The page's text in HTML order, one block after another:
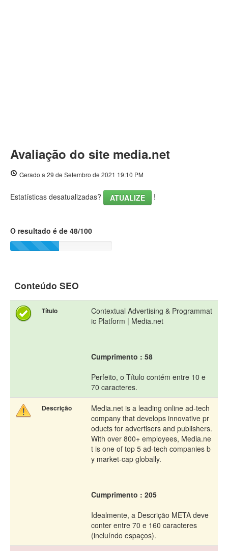
Avaliação do site media.net
Gerado a 29 de Setembro de 2021 19:10 PM
Estatísticas desatualizadas? ATUALIZE !
O resultado é de 48/100
Conteúdo SEO
Título
Contextual Advertising & Programmat
ic Platform | Media.net
Cumprimento : 58
Perfeito, o Título contém entre 10 e
70 caracteres.
Descrição
Media.net is a leading online ad-tech
company that develops innovative pr
oducts for advertisers and publishers.
With over 800+ employees, Media.ne
t is one of top 5 ad-tech companies b
y market-cap globally.
Cumprimento : 205
Idealmente, a Descrição META deve
conter entre 70 e 160 caracteres
(incluíndo espaços).